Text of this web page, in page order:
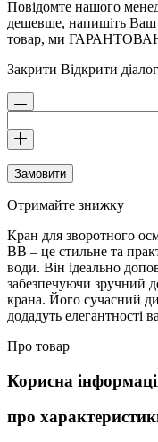
Повідомте нашого
дешевше, напишіть Ваш
товар, ми
Закрити Відкрити
Замовити
Отримайте знижку
Кран для зворотного
BB – це стильне та
води. Він ідеально
забезпечуючи зручний
крана. Його сучасний
додадуть елегантності
Про товар
Корисна
про